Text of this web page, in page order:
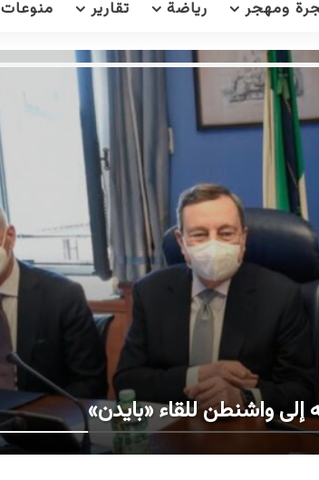
ومهجر رياضة تقارير منوعات
واشنطن للقاء «بايدن»